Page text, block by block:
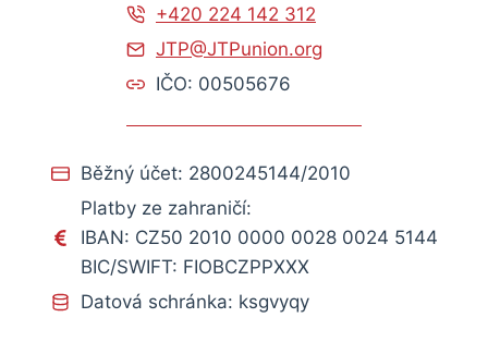
+420 224 142 312
JTP@JTPunion.org
IČO: 00505676
Běžný účet: 2800245144/2010
Platby ze zahraničí:
IBAN: CZ50 2010 0000 0028 0024 5144
BIC/SWIFT: FIOBCZPPXXX
Datová schránka: ksgvyqy